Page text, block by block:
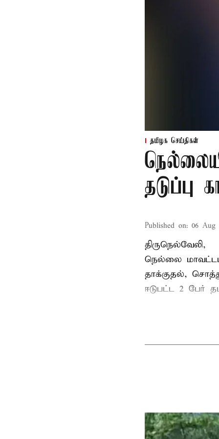
தமிழக செய்திகள்
தடுப்பு
Published on: 06 Aug
திருநெல்வேலி,
நெல்லை
தாக்குதல்,
ஈடுபட்ட 2 பேர்